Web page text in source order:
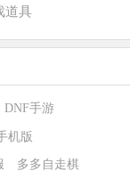
道具
DNF手游
机版
多多自走棋